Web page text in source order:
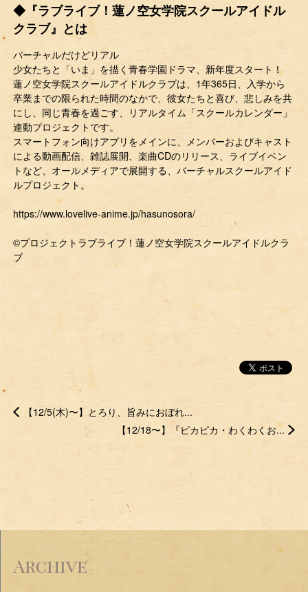
◆『ラブライブ！蓮ノ空女学院スクールアイドル
クラブ』とは
バーチャルだけどリアル
少女たちと「いま」を描く青春学園ドラマ、新年度スタート！
蓮ノ空女学院スクールアイドルクラブは、1年365日、入学から
卒業までの限られた時間のなかで、彼女たちと喜び、悲しみを共
にし、同じ青春を過ごす、リアルタイム「スクールカレンダー」
連動プロジェクトです。
スマートフォン向けアプリをメインに、メンバーおよびキャスト
による動画配信、雑誌展開、楽曲CDのリリース、ライブイベン
トなど、オールメディアで展開する、バーチャルスクールアイド
ルプロジェクト。
https://www.lovelive-anime.jp/hasunosora/
©プロジェクトラブライブ！蓮ノ空女学院スクールアイドルクラ
ブ
【12/5(木)〜】とろり、旨みにおぼれ...
【12/18〜】『ピカピカ・わくわくお...
Archive